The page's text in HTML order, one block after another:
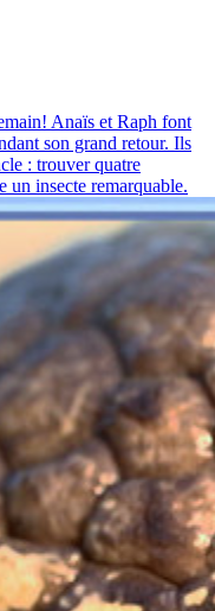
Anaïs et Raph font
son grand retour. Ils
: trouver quatre
un insecte remarquable.